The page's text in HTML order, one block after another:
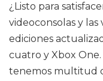
¿Listo para
videoconsolas y
ediciones
cuatro y Xbox One.
tenemos multitud